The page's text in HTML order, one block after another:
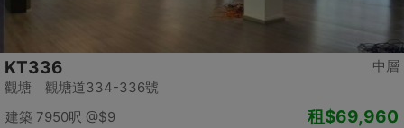
中層
KT336
觀塘 觀塘道334-336號
建築 7950呎 @$9
租$69,960